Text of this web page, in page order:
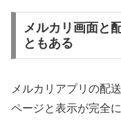
メルカリ画面と
ともある
メルカリアプリの配
ページと表示が完全